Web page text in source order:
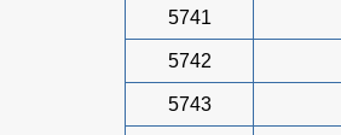
5741
5742
5743